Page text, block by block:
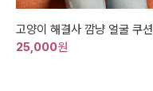
고양이 해결사 깜냥 얼굴 쿠션
25,000원